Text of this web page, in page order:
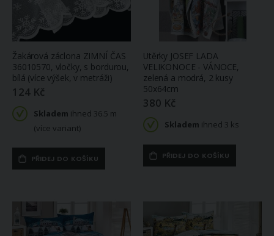
Žakárová záclona ZIMNÍ ČAS
36010570, vločky, s bordurou,
bílá (více výšek, v metráži)
124 Kč
Skladem ihned 36.5 m
(více variant)
PŘIDEJ DO KOŠÍKU
Utěrky JOSEF LADA
VELIKONOCE - VÁNOCE,
zelená a modrá, 2 kusy
50x64cm
380 Kč
Skladem ihned 3 ks
PŘIDEJ DO KOŠÍKU